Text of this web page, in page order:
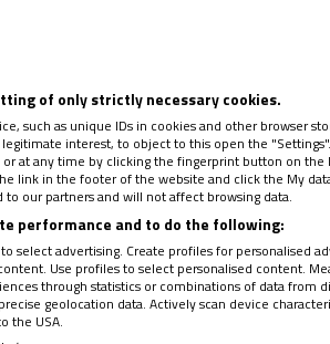
Episcopal Española, Juan José
, precisamente en el mayor
y las discrepancias
plan para resucitar’, la meditación
y recibe un avance de los
of only strictly necessary cookies.
such as unique IDs in cookies and other browser
interest, to object to this open the
at any time by clicking the fingerprint button on
link in the footer of the website and click the My
our partners and will not affect browsing data.
performance and to do the following:
select advertising. Create profiles for personalised
Use profiles to select personalised content.
through statistics or combinations of data from
geolocation data. Actively scan device
the USA.